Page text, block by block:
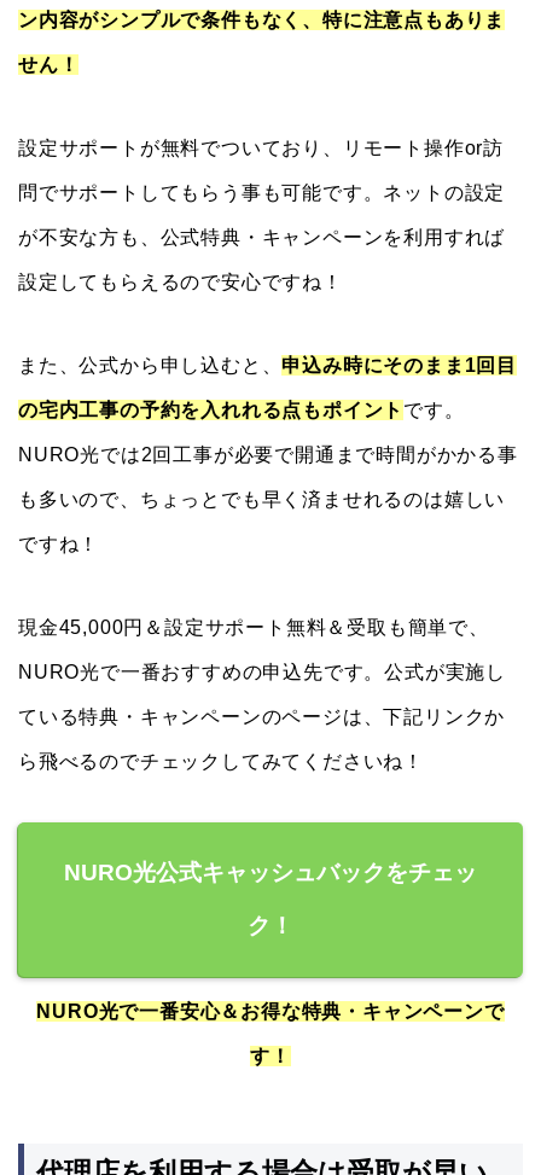
ン内容がシンプルで条件もなく、特に注意点もありま
せん！
設定サポートが無料でついており、リモート操作or訪
問でサポートしてもらう事も可能です。ネットの設定
が不安な方も、公式特典・キャンペーンを利用すれば
設定してもらえるので安心ですね！
また、公式から申し込むと、 申込み時にそのまま1回目
の宅内工事の予約を入れれる点もポイント です。
NURO光では2回工事が必要で開通まで時間がかかる事
も多いので、ちょっとでも早く済ませれるのは嬉しい
ですね！
現金45,000円＆設定サポート無料＆受取も簡単で、
NURO光で一番おすすめの申込先です。公式が実施し
ている特典・キャンペーンのページは、下記リンクか
ら飛べるのでチェックしてみてくださいね！
NURO光公式キャッシュバックをチェッ
ク！
NURO光で一番安心＆お得な特典・キャンペーンで
す！